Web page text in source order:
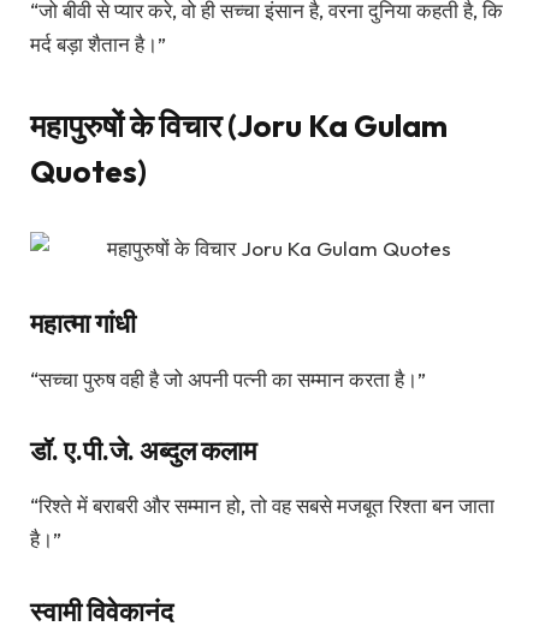
“जो बीवी से प्यार करे, वो ही सच्चा इंसान है, वरना दुनिया कहती है, कि
मर्द बड़ा शैतान है।”
महापुरुषों के विचार (Joru Ka Gulam
Quotes)
महात्मा गांधी
“सच्चा पुरुष वही है जो अपनी पत्नी का सम्मान करता है।”
डॉ. ए.पी.जे. अब्दुल कलाम
“रिश्ते में बराबरी और सम्मान हो, तो वह सबसे मजबूत रिश्ता बन जाता
है।”
स्वामी विवेकानंद